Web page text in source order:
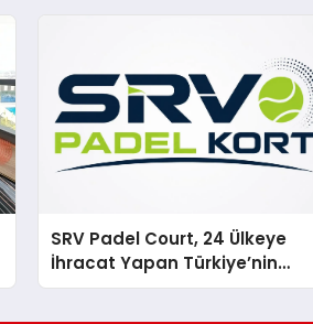
SRV Padel Court, 24 Ülkeye
İhracat Yapan Türkiye’nin
Padel Kortu Üretim Gücü